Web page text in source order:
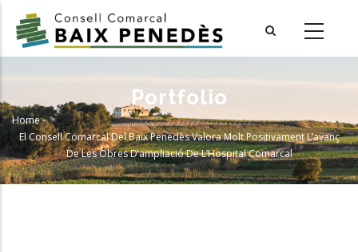
main
Portfolio
Breadcrumb
Home-
El Consell Comarcal Del Baix Penedès Valora Molt Positivament L’avanç
De Les Obres D’ampliació De L’Hospital Comarcal